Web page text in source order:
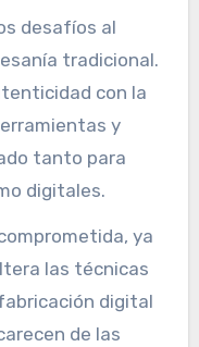
desafíos al
tradicional.
con la
y
tanto para
digitales.
ya
las técnicas
digital
de las